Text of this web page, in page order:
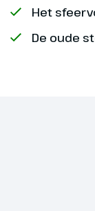
Het
De oude